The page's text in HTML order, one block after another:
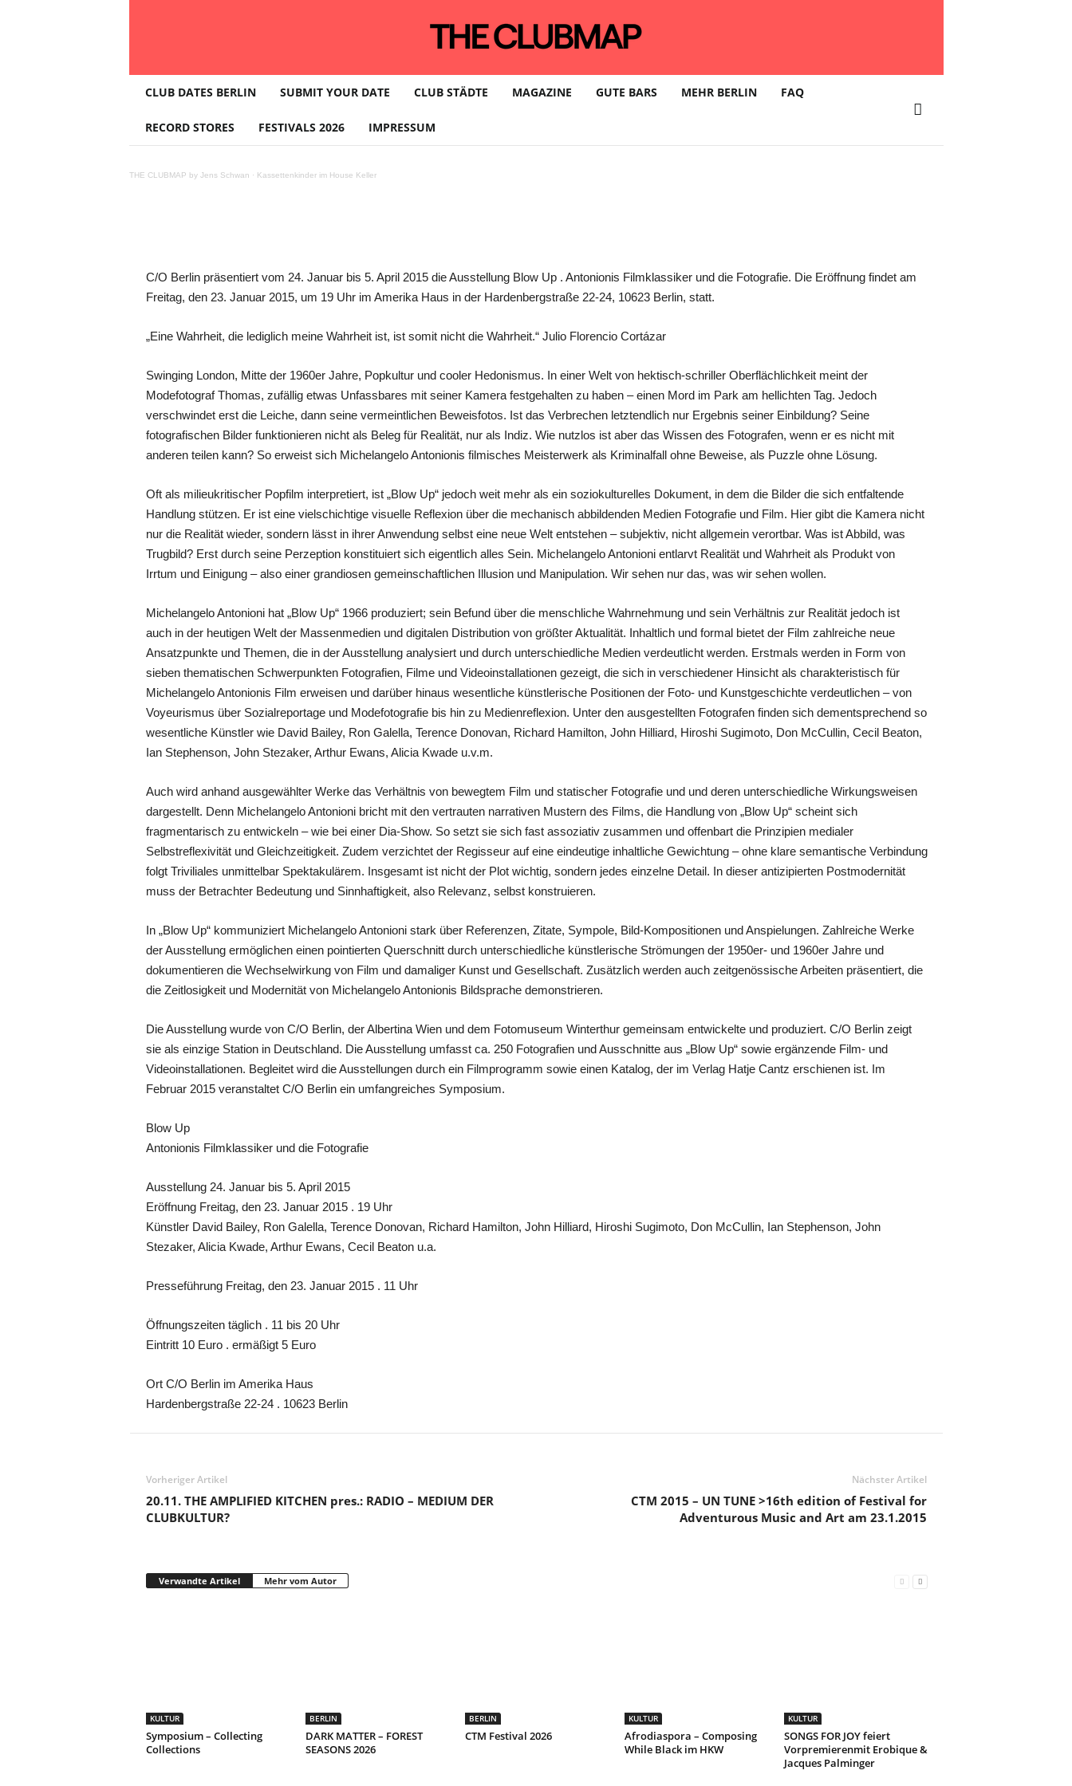
L
B
CLUB DATES BERLIN SUBMIT YOUR DATE CLUB STÄDTE MAGAZINE GUTE BARS MEHR BERLIN FAQ
RECORD STORES FESTIVALS 2026 IMPRESSUM
THE CLUBMAP by Jens Schwan · Kassettenkinder im House Keller
Ausstellung Blow Up im C/O Berlin – 24.
Januar bis 5. April 2015
C/O Berlin präsentiert vom 24. Januar bis 5. April 2015 die Ausstellung Blow Up . Antonionis Filmklassiker und die Fotografie. Die Eröffnung findet am
Freitag, den 23. Januar 2015, um 19 Uhr im Amerika Haus in der Hardenbergstraße 22-24, 10623 Berlin, statt.
„Eine Wahrheit, die lediglich meine Wahrheit ist, ist somit nicht die Wahrheit.“ Julio Florencio Cortázar
Swinging London, Mitte der 1960er Jahre, Popkultur und cooler Hedonismus. In einer Welt von hektisch-schriller Oberflächlichkeit meint der
Modefotograf Thomas, zufällig etwas Unfassbares mit seiner Kamera festgehalten zu haben – einen Mord im Park am hellichten Tag. Jedoch
verschwindet erst die Leiche, dann seine vermeintlichen Beweisfotos. Ist das Verbrechen letztendlich nur Ergebnis seiner Einbildung? Seine
fotografischen Bilder funktionieren nicht als Beleg für Realität, nur als Indiz. Wie nutzlos ist aber das Wissen des Fotografen, wenn er es nicht mit
anderen teilen kann? So erweist sich Michelangelo Antonionis filmisches Meisterwerk als Kriminalfall ohne Beweise, als Puzzle ohne Lösung.
Oft als milieukritischer Popfilm interpretiert, ist „Blow Up“ jedoch weit mehr als ein soziokulturelles Dokument, in dem die Bilder die sich entfaltende
Handlung stützen. Er ist eine vielschichtige visuelle Reflexion über die mechanisch abbildenden Medien Fotografie und Film. Hier gibt die Kamera nicht
nur die Realität wieder, sondern lässt in ihrer Anwendung selbst eine neue Welt entstehen – subjektiv, nicht allgemein verortbar. Was ist Abbild, was
Trugbild? Erst durch seine Perzeption konstituiert sich eigentlich alles Sein. Michelangelo Antonioni entlarvt Realität und Wahrheit als Produkt von
Irrtum und Einigung – also einer grandiosen gemeinschaftlichen Illusion und Manipulation. Wir sehen nur das, was wir sehen wollen.
Michelangelo Antonioni hat „Blow Up“ 1966 produziert; sein Befund über die menschliche Wahrnehmung und sein Verhältnis zur Realität jedoch ist
auch in der heutigen Welt der Massenmedien und digitalen Distribution von größter Aktualität. Inhaltlich und formal bietet der Film zahlreiche neue
Ansatzpunkte und Themen, die in der Ausstellung analysiert und durch unterschiedliche Medien verdeutlicht werden. Erstmals werden in Form von
sieben thematischen Schwerpunkten Fotografien, Filme und Videoinstallationen gezeigt, die sich in verschiedener Hinsicht als charakteristisch für
Michelangelo Antonionis Film erweisen und darüber hinaus wesentliche künstlerische Positionen der Foto- und Kunstgeschichte verdeutlichen – von
Voyeurismus über Sozialreportage und Modefotografie bis hin zu Medienreflexion. Unter den ausgestellten Fotografen finden sich dementsprechend so
wesentliche Künstler wie David Bailey, Ron Galella, Terence Donovan, Richard Hamilton, John Hilliard, Hiroshi Sugimoto, Don McCullin, Cecil Beaton,
Ian Stephenson, John Stezaker, Arthur Ewans, Alicia Kwade u.v.m.
Auch wird anhand ausgewählter Werke das Verhältnis von bewegtem Film und statischer Fotografie und und deren unterschiedliche Wirkungsweisen
dargestellt. Denn Michelangelo Antonioni bricht mit den vertrauten narrativen Mustern des Films, die Handlung von „Blow Up“ scheint sich
fragmentarisch zu entwickeln – wie bei einer Dia-Show. So setzt sie sich fast assoziativ zusammen und offenbart die Prinzipien medialer
Selbstreflexivität und Gleichzeitigkeit. Zudem verzichtet der Regisseur auf eine eindeutige inhaltliche Gewichtung – ohne klare semantische Verbindung
folgt Triviliales unmittelbar Spektakulärem. Insgesamt ist nicht der Plot wichtig, sondern jedes einzelne Detail. In dieser antizipierten Postmodernität
muss der Betrachter Bedeutung und Sinnhaftigkeit, also Relevanz, selbst konstruieren.
In „Blow Up“ kommuniziert Michelangelo Antonioni stark über Referenzen, Zitate, Sympole, Bild-Kompositionen und Anspielungen. Zahlreiche Werke
der Ausstellung ermöglichen einen pointierten Querschnitt durch unterschiedliche künstlerische Strömungen der 1950er- und 1960er Jahre und
dokumentieren die Wechselwirkung von Film und damaliger Kunst und Gesellschaft. Zusätzlich werden auch zeitgenössische Arbeiten präsentiert, die
die Zeitlosigkeit und Modernität von Michelangelo Antonionis Bildsprache demonstrieren.
Die Ausstellung wurde von C/O Berlin, der Albertina Wien und dem Fotomuseum Winterthur gemeinsam entwickelte und produziert. C/O Berlin zeigt
sie als einzige Station in Deutschland. Die Ausstellung umfasst ca. 250 Fotografien und Ausschnitte aus „Blow Up“ sowie ergänzende Film- und
Videoinstallationen. Begleitet wird die Ausstellungen durch ein Filmprogramm sowie einen Katalog, der im Verlag Hatje Cantz erschienen ist. Im
Februar 2015 veranstaltet C/O Berlin ein umfangreiches Symposium.
Blow Up
Antonionis Filmklassiker und die Fotografie
Ausstellung 24. Januar bis 5. April 2015
Eröffnung Freitag, den 23. Januar 2015 . 19 Uhr
Künstler David Bailey, Ron Galella, Terence Donovan, Richard Hamilton, John Hilliard, Hiroshi Sugimoto, Don McCullin, Ian Stephenson, John
Stezaker, Alicia Kwade, Arthur Ewans, Cecil Beaton u.a.
Presseführung Freitag, den 23. Januar 2015 . 11 Uhr
Öffnungszeiten täglich . 11 bis 20 Uhr
Eintritt 10 Euro . ermäßigt 5 Euro
Ort C/O Berlin im Amerika Haus
Hardenbergstraße 22-24 . 10623 Berlin
Vorheriger Artikel
20.11. THE AMPLIFIED KITCHEN pres.: RADIO – MEDIUM DER
CLUBKULTUR?
Nächster Artikel
CTM 2015 – UN TUNE >16th edition of Festival for
Adventurous Music and Art am 23.1.2015
Verwandte Artikel Mehr vom Autor
KULTUR
Symposium – Collecting
Collections
BERLIN
DARK MATTER – FOREST
SEASONS 2026
BERLIN
CTM Festival 2026
KULTUR
Afrodiaspora – Composing
While Black im HKW
KULTUR
SONGS FOR JOY feiert
Vorpremierenmit Erobique &
Jacques Palminger